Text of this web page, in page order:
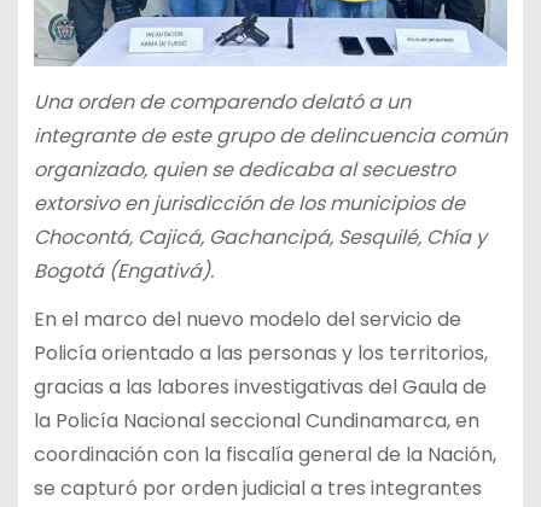
Una orden de comparendo delató a un
integrante de este grupo de delincuencia común
organizado, quien se dedicaba al secuestro
extorsivo en jurisdicción de los municipios de
Chocontá, Cajicá, Gachancipá, Sesquilé, Chía y
Bogotá (Engativá).
En el marco del nuevo modelo del servicio de
Policía orientado a las personas y los territorios,
gracias a las labores investigativas del Gaula de
la Policía Nacional seccional Cundinamarca, en
coordinación con la fiscalía general de la Nación,
se capturó por orden judicial a tres integrantes